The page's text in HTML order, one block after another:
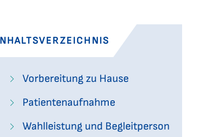
Vorbereitung zu Hause
Patientenaufnahme
Wahlleistung und Begleitperson